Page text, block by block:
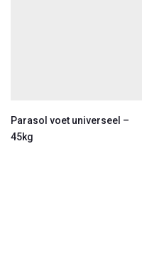
Parasol voet universeel –
45kg